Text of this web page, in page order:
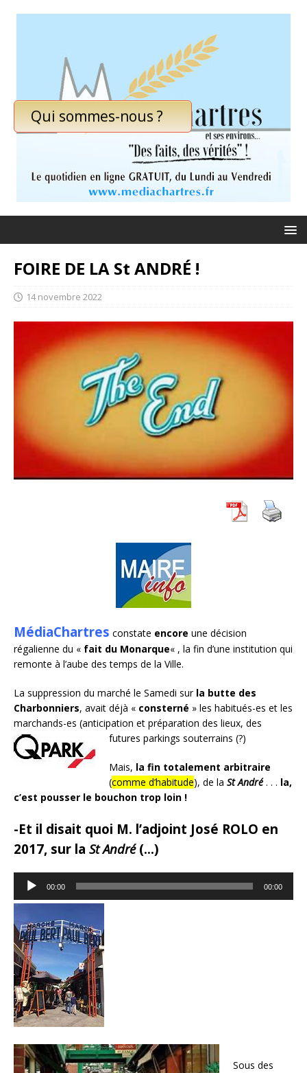
Qui sommes-nous ?
FOIRE DE LA St ANDRÉ !
14 novembre 2022
MédiaChartres constate encore une décision
régalienne du « fait du Monarque« , la fin d’une institution qui
remonte à l’aube des temps de la Ville.
La suppression du marché le Samedi surla butte des
Charbonniers, avait déjà « consterné » les habitués-es et les
marchands-es (anticipation et préparation des lieux, des
futures parkings souterrains (?)
Mais, la fin totalement arbitraire
(comme d’habitude), de la St André . . . la,
c’est pousser le bouchon trop loin !
-Et il disait quoi M. l’adjoint José ROLO en
2017, sur la St André(…)
Lecteur
audio
00:00 00:00
Sous des